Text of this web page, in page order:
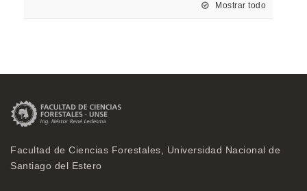
Mostrar todo
Facultad de Ciencias Forestales, Universidad Nacional de
Santiago del Estero